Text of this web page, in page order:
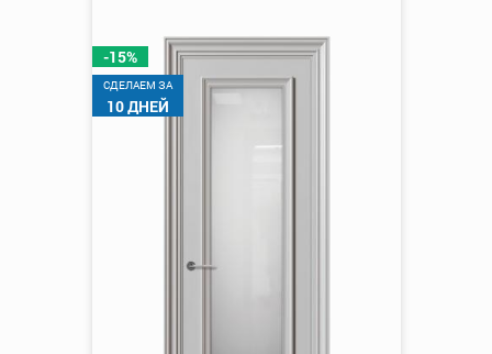
-15%
CДЕЛАЕМ ЗА
10 ДНЕЙ